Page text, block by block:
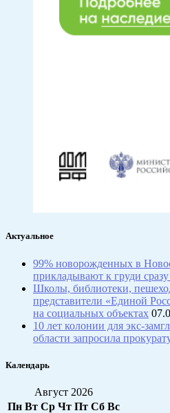
Актуальное
99% новорожденных в
прикладывают к груди
Школы, библиотеки,
представители «Единой
на социальных объектах
10 лет колонии для экс-
области запросила
Календарь
Август 2026
Пн Вт Ср Чт Пт Сб Вс